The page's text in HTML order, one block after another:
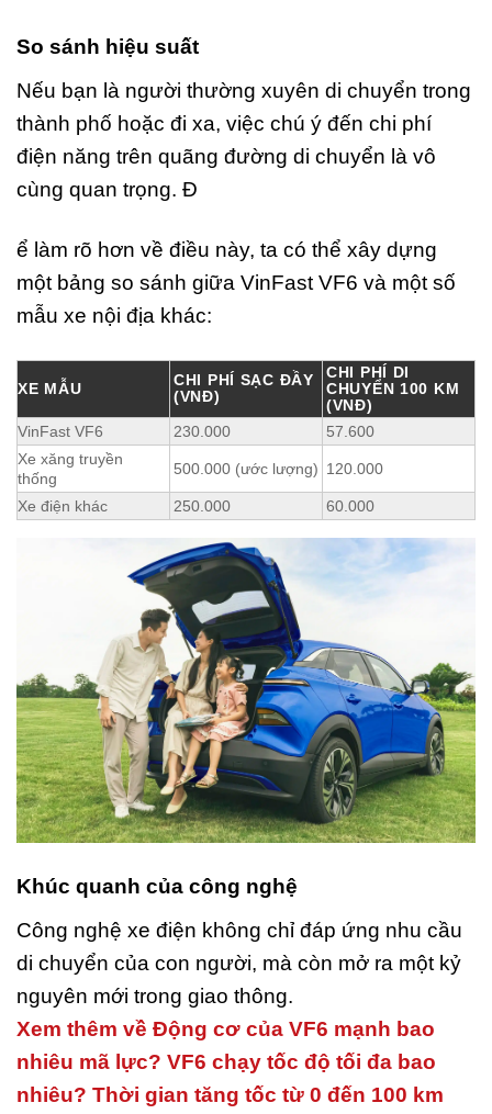
So sánh hiệu suất
Nếu bạn là người thường xuyên di chuyển trong
thành phố hoặc đi xa, việc chú ý đến chi phí
điện năng trên quãng đường di chuyển là vô
cùng quan trọng. Đ
ể làm rõ hơn về điều này, ta có thể xây dựng
một bảng so sánh giữa VinFast VF6 và một số
mẫu xe nội địa khác:
XE MẪU
CHI PHÍ SẠC ĐẦY
(VNĐ)
CHI PHÍ DI
CHUYỂN 100 KM
(VNĐ)
VinFast VF6
230.000
57.600
Xe xăng truyền
thống
500.000 (ước lượng) 120.000
Xe điện khác 250.000 60.000
Khúc quanh của công nghệ
Công nghệ xe điện không chỉ đáp ứng nhu cầu
di chuyển của con người, mà còn mở ra một kỷ
nguyên mới trong giao thông.
Xem thêm về Động cơ của VF6 mạnh bao
nhiêu mã lực? VF6 chạy tốc độ tối đa bao
nhiêu? Thời gian tăng tốc từ 0 đến 100 km